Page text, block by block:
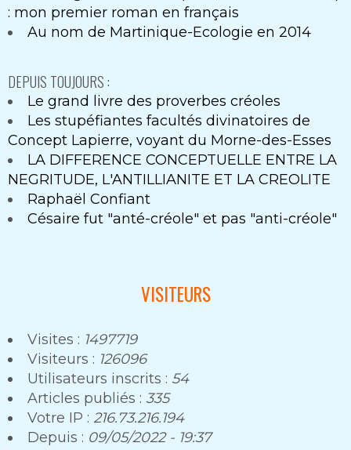
: mon premier roman en français
Au nom de Martinique-Ecologie en 2014
DEPUIS TOUJOURS :
Le grand livre des proverbes créoles
Les stupéfiantes facultés divinatoires de
Concept Lapierre, voyant du Morne-des-Esses
LA DIFFERENCE CONCEPTUELLE ENTRE LA
NEGRITUDE, L'ANTILLIANITE ET LA CREOLITE
Raphaël Confiant
Césaire fut "anté-créole" et pas "anti-créole"
VISITEURS
Visites : 1497719
Visiteurs : 126096
Utilisateurs inscrits : 54
Articles publiés : 335
Votre IP : 216.73.216.194
Depuis : 09/05/2022 - 19:37